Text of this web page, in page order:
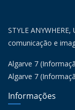
STYLE
comunicação e
Algarve 7
Algarve 7
Informações